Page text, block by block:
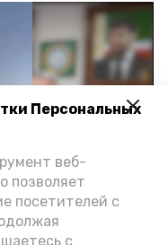
Персональных
веб-
позволяет
посетителей с
с
информации